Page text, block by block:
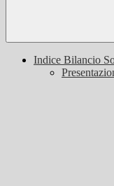
Indice Bilancio